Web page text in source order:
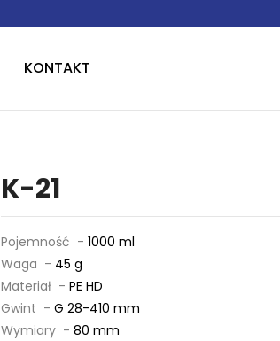
KONTAKT
K-21
Pojemność - 1000 ml
Waga - 45 g
Materiał - PE HD
Gwint - G 28-410 mm
Wymiary - 80 mm